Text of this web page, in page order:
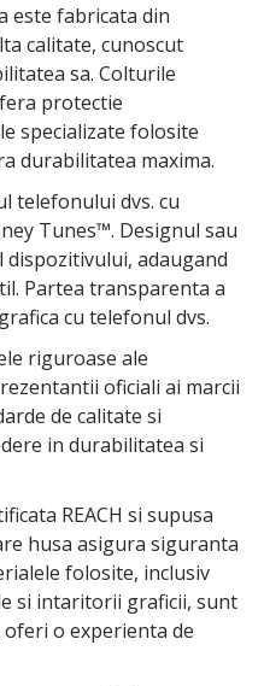
este fabricata din
calitate, cunoscut
sa. Colturile
protectie
specializate folosite
durabilitatea maxima.
telefonului dvs. cu
Tunes™. Designul sau
adaugand
Partea transparenta a
cu telefonul dvs.
riguroase ale
oficiali ai marcii
de calitate si
in durabilitatea si
REACH si supusa
husa asigura siguranta
folosite, inclusiv
si intaritorii graficii, sunt
o experienta de